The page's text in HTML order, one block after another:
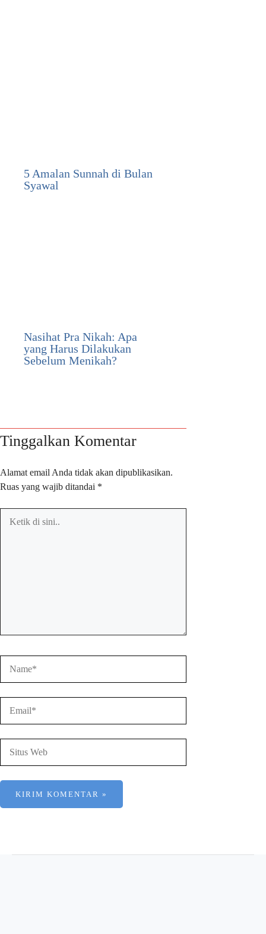
5 Amalan Sunnah di Bulan
Syawal
Nasihat Pra Nikah: Apa
yang Harus Dilakukan
Sebelum Menikah?
Tinggalkan Komentar
Alamat email Anda tidak akan dipublikasikan.
Ruas yang wajib ditandai *